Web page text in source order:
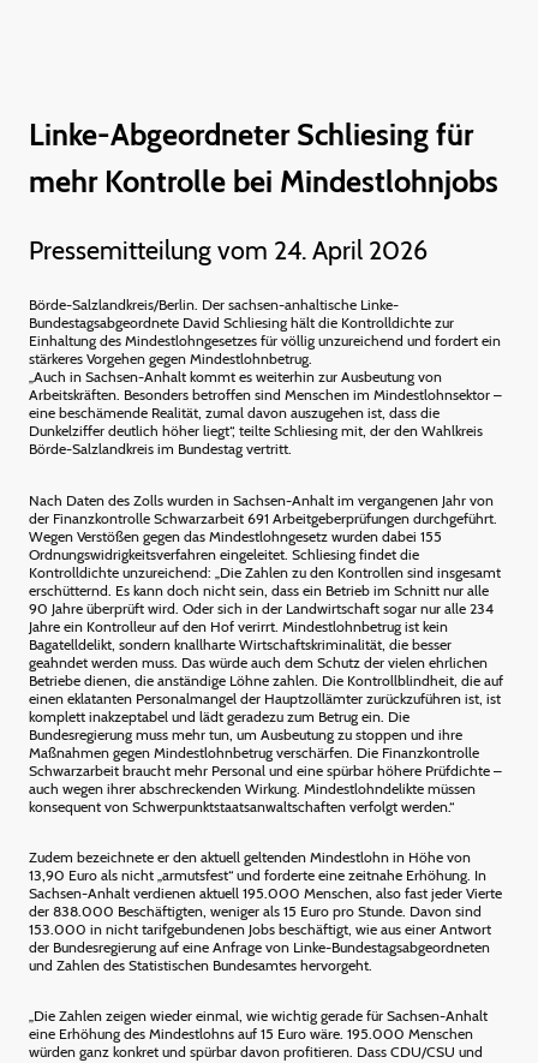
Linke-Abgeordneter Schliesing für
mehr Kontrolle bei Mindestlohnjobs
Pressemitteilung vom 24. April 2026
Börde-Salzlandkreis/Berlin. Der sachsen-anhaltische Linke-
Bundestagsabgeordnete David Schliesing hält die Kontrolldichte zur
Einhaltung des Mindestlohngesetzes für völlig unzureichend und fordert ein
stärkeres Vorgehen gegen Mindestlohnbetrug.
„Auch in Sachsen-Anhalt kommt es weiterhin zur Ausbeutung von
Arbeitskräften. Besonders betroffen sind Menschen im Mindestlohnsektor –
eine beschämende Realität, zumal davon auszugehen ist, dass die
Dunkelziffer deutlich höher liegt“, teilte Schliesing mit, der den Wahlkreis
Börde-Salzlandkreis im Bundestag vertritt.
Nach Daten des Zolls wurden in Sachsen-Anhalt im vergangenen Jahr von
der Finanzkontrolle Schwarzarbeit 691 Arbeitgeberprüfungen durchgeführt.
Wegen Verstößen gegen das Mindestlohngesetz wurden dabei 155
Ordnungswidrigkeitsverfahren eingeleitet. Schliesing findet die
Kontrolldichte unzureichend: „Die Zahlen zu den Kontrollen sind insgesamt
erschütternd. Es kann doch nicht sein, dass ein Betrieb im Schnitt nur alle
90 Jahre überprüft wird. Oder sich in der Landwirtschaft sogar nur alle 234
Jahre ein Kontrolleur auf den Hof verirrt. Mindestlohnbetrug ist kein
Bagatelldelikt, sondern knallharte Wirtschaftskriminalität, die besser
geahndet werden muss. Das würde auch dem Schutz der vielen ehrlichen
Betriebe dienen, die anständige Löhne zahlen. Die Kontrollblindheit, die auf
einen eklatanten Personalmangel der Hauptzollämter zurückzuführen ist, ist
komplett inakzeptabel und lädt geradezu zum Betrug ein. Die
Bundesregierung muss mehr tun, um Ausbeutung zu stoppen und ihre
Maßnahmen gegen Mindestlohnbetrug verschärfen. Die Finanzkontrolle
Schwarzarbeit braucht mehr Personal und eine spürbar höhere Prüfdichte –
auch wegen ihrer abschreckenden Wirkung. Mindestlohndelikte müssen
konsequent von Schwerpunktstaatsanwaltschaften verfolgt werden.“
Zudem bezeichnete er den aktuell geltenden Mindestlohn in Höhe von
13,90 Euro als nicht „armutsfest“ und forderte eine zeitnahe Erhöhung. In
Sachsen-Anhalt verdienen aktuell 195.000 Menschen, also fast jeder Vierte
der 838.000 Beschäftigten, weniger als 15 Euro pro Stunde. Davon sind
153.000 in nicht tarifgebundenen Jobs beschäftigt, wie aus einer Antwort
der Bundesregierung auf eine Anfrage von Linke-Bundestagsabgeordneten
und Zahlen des Statistischen Bundesamtes hervorgeht.
„Die Zahlen zeigen wieder einmal, wie wichtig gerade für Sachsen-Anhalt
eine Erhöhung des Mindestlohns auf 15 Euro wäre. 195.000 Menschen
würden ganz konkret und spürbar davon profitieren. Dass CDU/CSU und